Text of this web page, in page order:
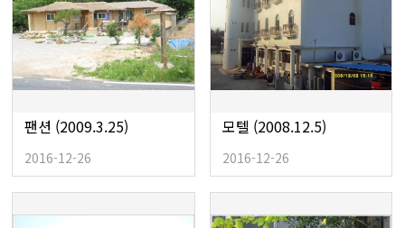
팬션 (2009.3.25)
2016-12-26
모텔 (2008.12.5)
2016-12-26